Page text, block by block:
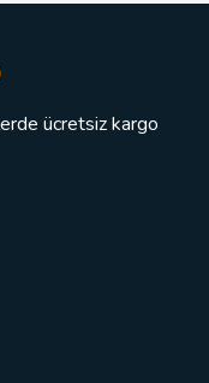
ücretsiz kargo